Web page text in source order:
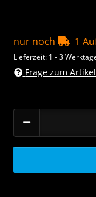
nur noch 1
Lieferzeit: 1 - 3
Frage zum Artikel